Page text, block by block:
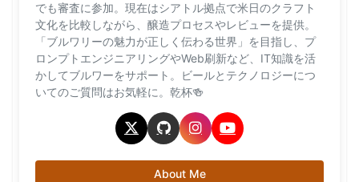
でも審査に参加。現在はシアトル拠点で米日のクラフト
文化を比較しながら、醸造プロセスやレビューを提供。
「ブルワリーの魅力が正しく伝わる世界」を目指し、プ
ロンプトエンジニアリングやWeb刷新など、IT知識を活
かしてブルワーをサポート。ビールとテクノロジーにつ
いてのご質問はお気軽に。乾杯🍻
About Me